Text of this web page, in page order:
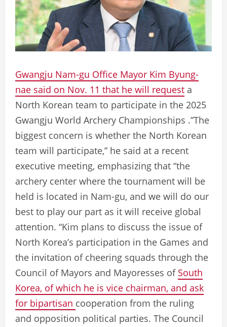
Gwangju Nam-gu Office Mayor Kim Byung-
nae said on Nov. 11 that he will request a
North Korean team to participate in the 2025
Gwangju World Archery Championships .”The
biggest concern is whether the North Korean
team will participate,” he said at a recent
executive meeting, emphasizing that “the
archery center where the tournament will be
held is located in Nam-gu, and we will do our
best to play our part as it will receive global
attention. “Kim plans to discuss the issue of
North Korea’s participation in the Games and
the invitation of cheering squads through the
Council of Mayors and Mayoresses of South
Korea, of which he is vice chairman, and ask
for bipartisan cooperation from the ruling
and opposition political parties. The Council